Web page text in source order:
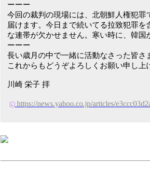
ーーー
今回の裁判の現場には、北朝鮮人権犯
届けます。今日まで続いてる拉致犯罪
な連帯が欠かせません。寒い時に、韓国
ーーー
長い歳月の中で一緒に活動なさった皆さ
これからもどうぞよろしくお願い申し上
川崎 栄子 拝
https://news.yahoo.co.jp/articles/